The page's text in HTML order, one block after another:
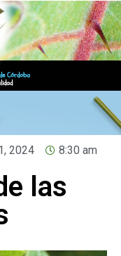
Córdoba
2024 8:30 am
las